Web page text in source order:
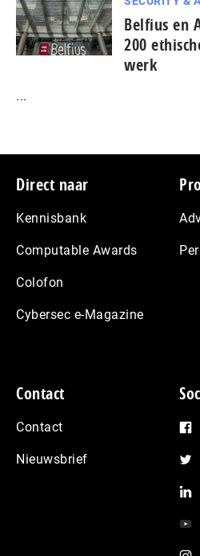
Belfius en
200
werk
...
Footer
Direct naar
Kennisbank
Computable Awards
Colofon
Cybersec e-Magazine
Contact
Contact
Nieuwsbrief